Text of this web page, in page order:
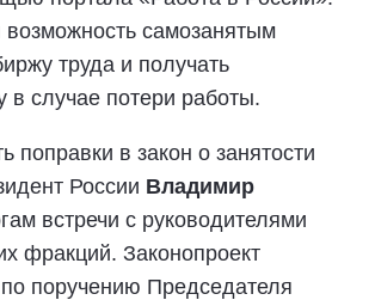
самозанятым
труда и получать
в случае потери работы.
поправки в закон о занятости
России Владимир
встречи с руководителями
фракций. Законопроект
поручению Председателя